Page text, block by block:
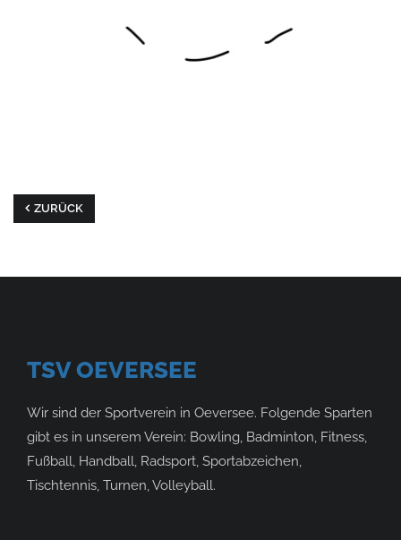
ZURÜCK
TSV OEVERSEE
Wir sind der Sportverein in Oeversee. Folgende Sparten
gibt es in unserem Verein: Bowling, Badminton, Fitness,
Fußball, Handball, Radsport, Sportabzeichen,
Tischtennis, Turnen, Volleyball.